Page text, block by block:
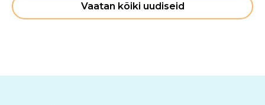
Vaatan kõiki uudiseid